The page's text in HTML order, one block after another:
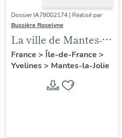
Dossier IA78002174 | Réalisé par
Bussière Roselyne
La ville de Mantes-la-
Jolie
France > Île-de-France >
Yvelines> Mantes-la-Jolie